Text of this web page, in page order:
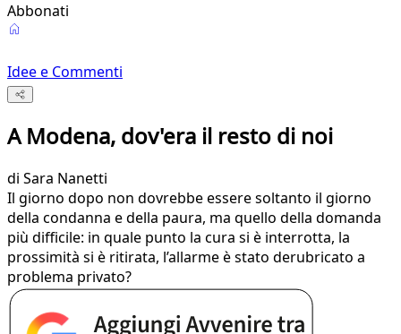
Abbonati
Idee e Commenti
A Modena, dov'era il resto di noi
di Sara Nanetti
Il giorno dopo non dovrebbe essere soltanto il giorno
della condanna e della paura, ma quello della domanda
più difficile: in quale punto la cura si è interrotta, la
prossimità si è ritirata, l’allarme è stato derubricato a
problema privato?